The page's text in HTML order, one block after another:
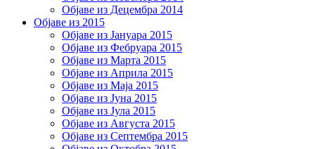
Објаве из Децембра 2014
Објаве из 2015
Објаве из Јануара 2015
Објаве из Фебруара 2015
Објаве из Марта 2015
Објаве из Априла 2015
Објаве из Маја 2015
Објаве из Јуна 2015
Објаве из Јула 2015
Објаве из Августа 2015
Објаве из Септембра 2015